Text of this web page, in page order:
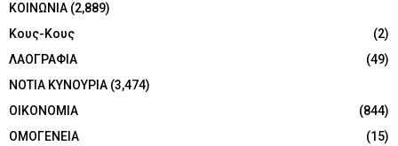
ΚΟΙΝΩΝΙΑ (2,889)
Κους-Κους
(2)
ΛΑΟΓΡΑΦΙΑ
(49)
ΝΟΤΙΑ ΚΥΝΟΥΡΙΑ (3,474)
ΟΙΚΟΝΟΜΙΑ
(844)
ΟΜΟΓΕΝΕΙΑ
(15)